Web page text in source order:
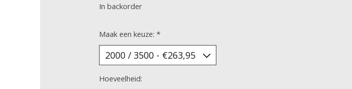
In backorder
Maak een keuze: *
Hoeveelheid: